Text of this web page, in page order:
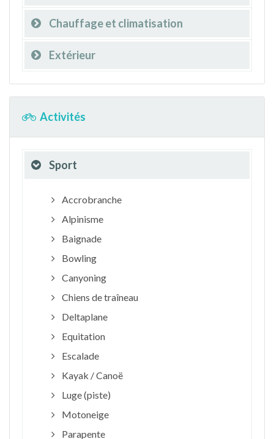
Chauffage et climatisation
Extérieur
Activités
Sport
Accrobranche
Alpinisme
Baignade
Bowling
Canyoning
Chiens de traîneau
Deltaplane
Equitation
Escalade
Kayak / Canoë
Luge (piste)
Motoneige
Parapente